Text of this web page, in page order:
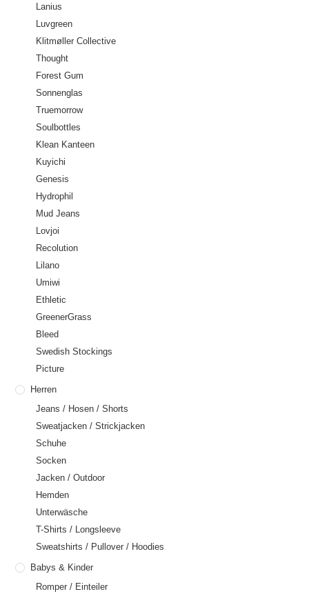
Lanius
Luvgreen
Klitmøller Collective
Thought
Forest Gum
Sonnenglas
Truemorrow
Soulbottles
Klean Kanteen
Kuyichi
Genesis
Hydrophil
Mud Jeans
Lovjoi
Recolution
Lilano
Umiwi
Ethletic
GreenerGrass
Bleed
Swedish Stockings
Picture
Herren
Jeans / Hosen / Shorts
Sweatjacken / Strickjacken
Schuhe
Socken
Jacken / Outdoor
Hemden
Unterwäsche
T-Shirts / Longsleeve
Sweatshirts / Pullover / Hoodies
Babys & Kinder
Romper / Einteiler